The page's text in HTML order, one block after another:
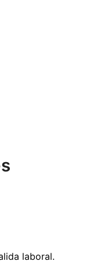
laboral.